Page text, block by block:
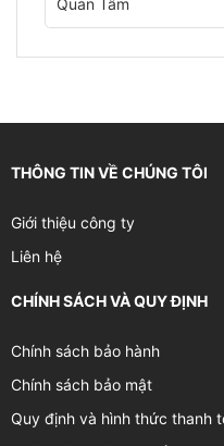
Quan Tâm
THÔNG TIN VỀ CHÚNG TÔI
Giới thiệu công ty
Liên hệ
CHÍNH SÁCH VÀ QUY ĐỊNH
Chính sách bảo hành
Chính sách bảo mật
Quy định và hình thức thanh